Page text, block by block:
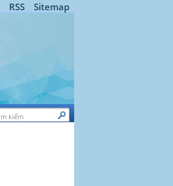
RSS Sitemap